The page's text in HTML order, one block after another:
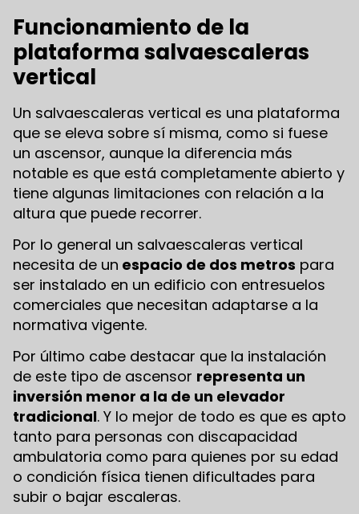
Funcionamiento de la
plataforma salvaescaleras
vertical
Un salvaescaleras vertical es una plataforma
que se eleva sobre sí misma, como si fuese
un ascensor, aunque la diferencia más
notable es que está completamente abierto y
tiene algunas limitaciones con relación a la
altura que puede recorrer.
Por lo general un salvaescaleras vertical
necesita de un espacio de dos metros para
ser instalado en un edificio con entresuelos
comerciales que necesitan adaptarse a la
normativa vigente.
Por último cabe destacar que la instalación
de este tipo de ascensor representa un
inversión menor a la de un elevador
tradicional. Y lo mejor de todo es que es apto
tanto para personas con discapacidad
ambulatoria como para quienes por su edad
o condición física tienen dificultades para
subir o bajar escaleras.